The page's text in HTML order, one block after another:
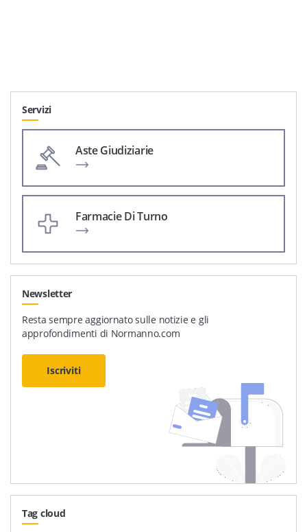
Servizi
Aste Giudiziarie
Farmacie Di Turno
Newsletter
Resta sempre aggiornato sulle notizie e gli
approfondimenti di Normanno.com
Iscriviti
Tag cloud